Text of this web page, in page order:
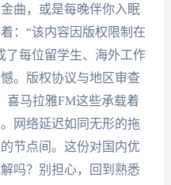
曲，或是每晚伴你入眠
：“该内容因版权限制在
了每位留学生、海外工作
。版权协议与地区审查
喜马拉雅FM这些承载着
网络延迟如同无形的拖
节点间。这份对国内优
吗？别担心，回到熟悉